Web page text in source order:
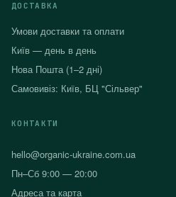
ДОСТАВКА
Умови доставки та оплати
Київ — день в день
Нова Пошта (1–2 дні)
Самовивіз: Київ, БЦ "Сільвер"
КОНТАКТИ
hello@organic-ukraine.com.ua
Пн–Сб 9:00 — 20:00
Адреса та карта